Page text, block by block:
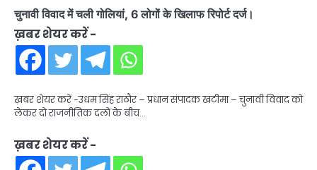
चुनावी विवाद में चली गोलियां, 6 लोगों के खिलाफ रिपोर्ट दर्ज।
ख़बर शेयर करें -
ख़बर शेयर करें -उधम सिंह राठौर – प्रधान संपादक खटीमा – चुनावी विवाद को
लेकर दो राजनीतिक दलों के बीच…
ख़बर शेयर करें -